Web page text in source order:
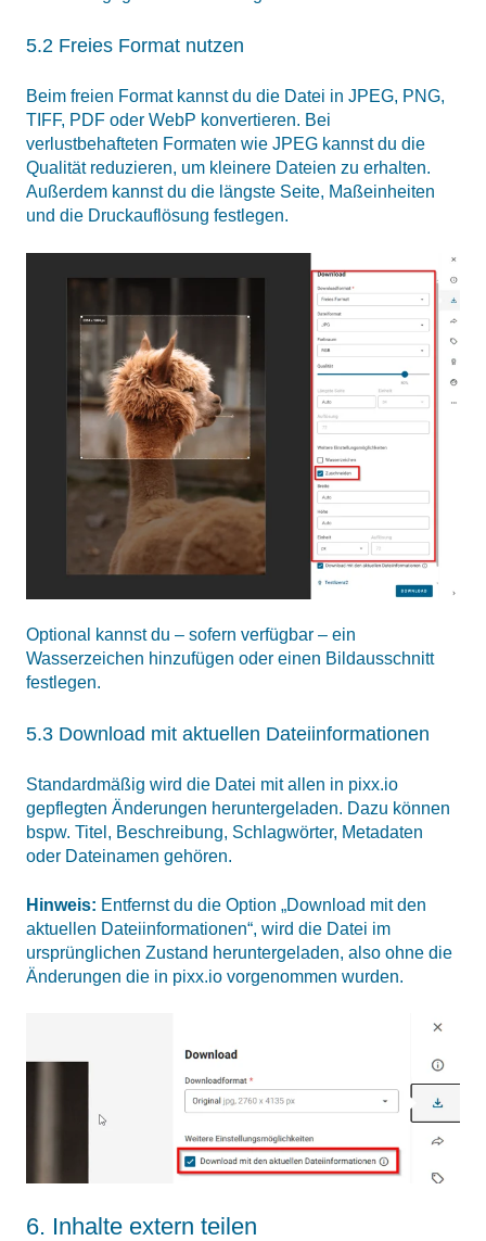
5.2 Freies Format nutzen
Beim freien Format kannst du die Datei in JPEG, PNG,
TIFF, PDF oder WebP konvertieren. Bei
verlustbehafteten Formaten wie JPEG kannst du die
Qualität reduzieren, um kleinere Dateien zu erhalten.
Außerdem kannst du die längste Seite, Maßeinheiten
und die Druckauflösung festlegen.
Optional kannst du – sofern verfügbar – ein
Wasserzeichen hinzufügen oder einen Bildausschnitt
festlegen.
5.3 Download mit aktuellen Dateiinformationen
Standardmäßig wird die Datei mit allen in pixx.io
gepflegten Änderungen heruntergeladen. Dazu können
bspw. Titel, Beschreibung, Schlagwörter, Metadaten
oder Dateinamen gehören.
Hinweis: Entfernst du die Option „Download mit den
aktuellen Dateiinformationen“, wird die Datei im
ursprünglichen Zustand heruntergeladen, also ohne die
Änderungen die in pixx.io vorgenommen wurden.
6. Inhalte extern teilen